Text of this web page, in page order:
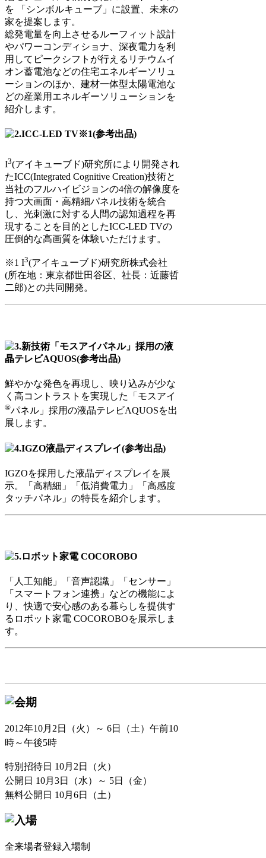
を 「シンボルキューブ」に設置、未来の
家を提案します。
総発電量を向上させるルーフィット設計
やパワーコンディショナ、深夜電力を利
用してピークシフトが行えるリチウムイ
オン蓄電池などの住宅エネルギーソリュ
ーションのほか、建材一体型太陽電池な
どの産業用エネルギーソリューションを
紹介します。
I3(アイキューブド)研究所により開発され
たICC(Integrated Cognitive Creation)技術と
当社のフルハイビジョンの4倍の解像度を
持つ大画面・高精細パネル技術を統合
し、光刺激に対する人間の認知過程を再
現することを目的としたICC-LED TVの
圧倒的な高画質を体験いただけます。
※1 I3(アイキューブド)研究所株式会社
(所在地：東京都世田谷区、社長：近藤哲
二郎)との共同開発。
鮮やかな発色を再現し、映り込みが少な
く高コントラストを実現した「モスアイ
®パネル」採用の液晶テレビAQUOSを出
展します。
IGZOを採用した液晶ディスプレイを展
示。「高精細」「低消費電力」「高感度
タッチパネル」の特長を紹介します。
「人工知能」「音声認識」「センサー」
「スマートフォン連携」などの機能によ
り、快適で安心感のある暮らしを提供す
るロボット家電 COCOROBOを展示しま
す。
2012年10月2日（火）～ 6日（土）午前10
時～午後5時
特別招待日 10月2日（火）
公開日 10月3日（水）～ 5日（金）
無料公開日 10月6日（土）
全来場者登録入場制